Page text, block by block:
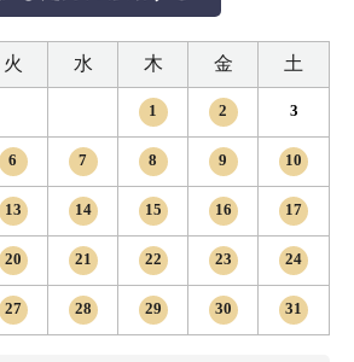
火 水 木 金 土
1 2 3
6 7 8 9 10
13 14 15 16 17
20 21 22 23 24
27 28 29 30 31